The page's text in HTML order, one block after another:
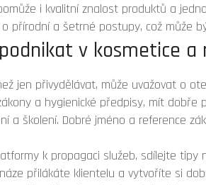
i kvalitní znalost produktů a
o přírodní a šetrné postupy, což může
v kosmetice
jen přivydělávat, může uvažovat o
a hygienické předpisy, mít
a školení. Dobré jméno a reference
k propagaci služeb, sdílejte
přilákáte klientelu a vytvoříte si